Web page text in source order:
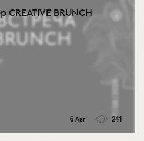
BRUNCH
6 Авг 241